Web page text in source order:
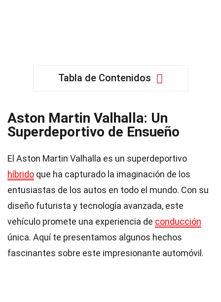
Tabla de Contenidos
Aston Martin Valhalla: Un
Superdeportivo de Ensueño
El Aston Martin Valhalla es un superdeportivo
híbrido que ha capturado la imaginación de los
entusiastas de los autos en todo el mundo. Con su
diseño futurista y tecnología avanzada, este
vehículo promete una experiencia de conducción
única. Aquí te presentamos algunos hechos
fascinantes sobre este impresionante automóvil.